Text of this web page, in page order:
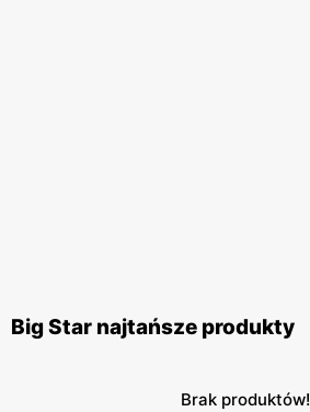
Big Star najtańsze produkty
Brak produktów!